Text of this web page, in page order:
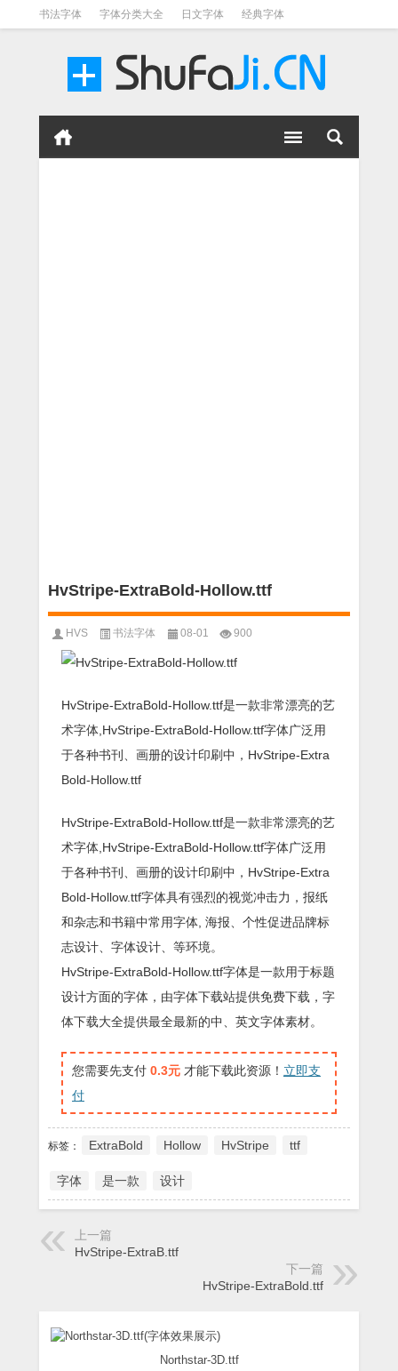
书法字体 字体分类大全 日文字体 经典字体
HvStripe-ExtraBold-Hollow.ttf
HVS 书法字体 08-01 900
HvStripe-ExtraBold-Hollow.ttf是一款非常漂亮的艺
术字体,HvStripe-ExtraBold-Hollow.ttf字体广泛用
于各种书刊、画册的设计印刷中，HvStripe-Extra
Bold-Hollow.ttf
HvStripe-ExtraBold-Hollow.ttf是一款非常漂亮的艺
术字体,HvStripe-ExtraBold-Hollow.ttf字体广泛用
于各种书刊、画册的设计印刷中，HvStripe-Extra
Bold-Hollow.ttf字体具有强烈的视觉冲击力，报纸
和杂志和书籍中常用字体, 海报、个性促进品牌标
志设计、字体设计、等环境。
HvStripe-ExtraBold-Hollow.ttf字体是一款用于标题
设计方面的字体，由字体下载站提供免费下载，字
体下载大全提供最全最新的中、英文字体素材。
您需要先支付 0.3元 才能下载此资源！ 立即支
付
标签： ExtraBold Hollow HvStripe ttf
字体 是一款 设计
上一篇
HvStripe-ExtraB.ttf
下一篇
HvStripe-ExtraBold.ttf
Northstar-3D.ttf